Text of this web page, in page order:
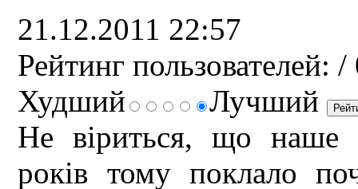
21.12.2011 22:57
Рейтинг пользователей: /
Худший
Лучший
Не віриться, що наше
років тому поклало